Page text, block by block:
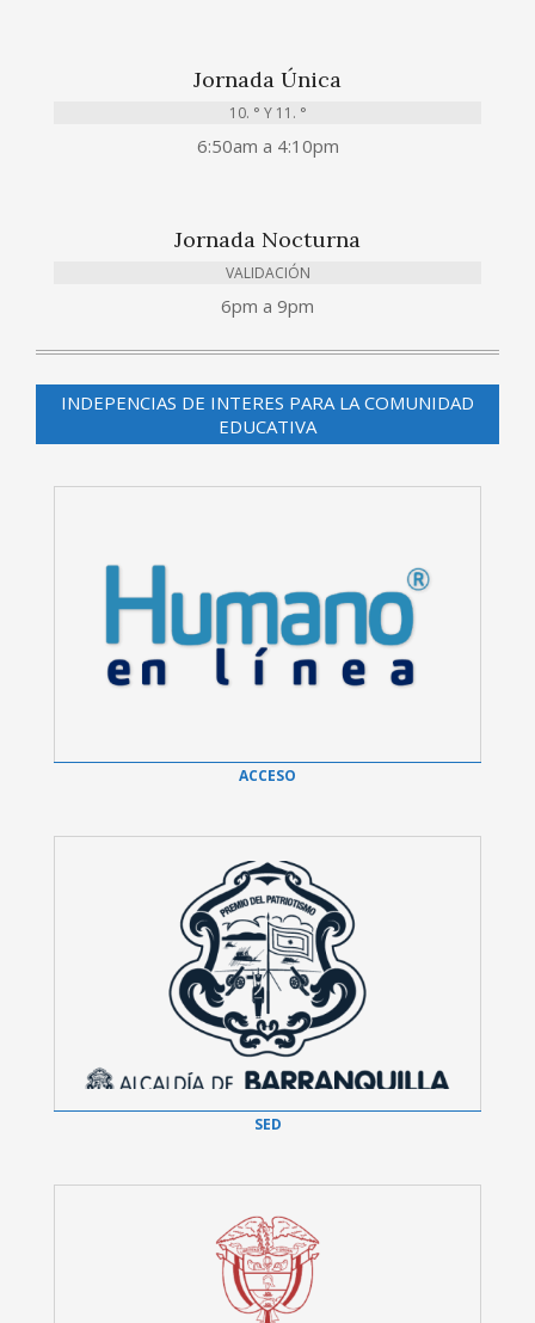
Jornada Única
10. ° Y 11. °
6:50am a 4:10pm
Jornada Nocturna
VALIDACIÓN
6pm a 9pm
INDEPENCIAS DE INTERES PARA LA COMUNIDAD
EDUCATIVA
ACCESO
SED